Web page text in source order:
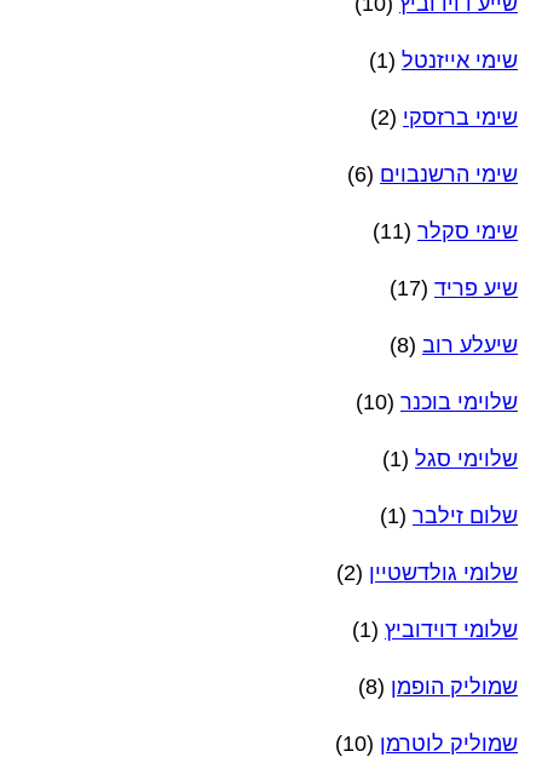
שימי אייזנטל (1)
שימי ברזסקי (2)
שימי הרשנבוים (6)
שימי סקלר (11)
שיע פריד (17)
שיעלע רוב (8)
שלוימי בוכנר (10)
שלוימי סגל (1)
שלום זילבר (1)
שלומי גולדשטיין (2)
שלומי דוידוביץ (1)
שמוליק הופמן (8)
שמוליק לוטרמן (10)